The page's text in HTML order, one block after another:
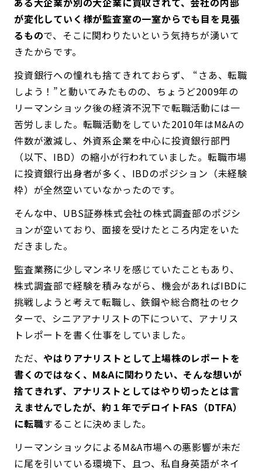
が変化していく様が監査室の一室からでも目を見張
るもので、そこに関わりたいという気持ちが湧いて
きたからです。
投資銀行への憧れも捨てきれておらず、 “さあ、転職
しよう！”と動いてみたものの、ちょうど2009年の
リーマンショック後の経済不況下で転職活動には一
苦労しました。転職活動をしていた2010年はM&Aの
件数が激減し、外資系企業を中心に投資銀行部門
（以下、IBD）の縮小が行われていました。転職市場
に投資銀行出身者が多く、IBDのポジション（未経験
枠）が全然空いていなかったのです。
そんな中、UBS証券株式会社の株式調査部のポジシ
ョンが空いており、面接を受けたところ内定をいた
だきました。
監査業務に少しマンネリを感じていたこともあり、
株式調査部で経験を積みながら、機会があればIBDに
挑戦しようと考えて転職し、鉄鋼や総合商社のセク
ターで、シニアアナリストの下について、アナリス
トレポートを書く仕事をしていました。
ただ、やはりアナリストとして上場株のレポートを
書くのではなく、M&Aに関わりたい、そんな想いが
捨てきれず、アナリストとしてはやり切ったとは言
えませんでしたが、約１年でデロイトFAS（DTFA）
に転職することに決めました。
リーマンショックによるM&A市場への悪影響が未だ
に尾を引いている環境下、且つ、私自身英語がネイ